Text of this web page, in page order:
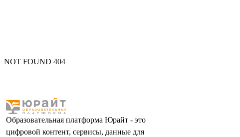
NOT FOUND 404
Образовательная платформа Юрайт - это
цифровой контент, сервисы, данные для